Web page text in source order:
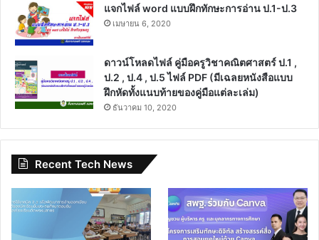
แจกไฟล์ word แบบฝึกทักษะการอ่าน ป.1-ป.3
เมษายน 6, 2020
ดาวน์โหลดไฟล์ คู่มือครูวิชาคณิตศาสตร์ ป.1 ,
ป.2 , ป.4 , ป.5 ไฟล์ PDF (มีเฉลยหนังสือแบบ
ฝึกหัดทั้งแนบท้ายของคู่มือแต่ละเล่ม)
ธันวาคม 10, 2020
Recent Tech News